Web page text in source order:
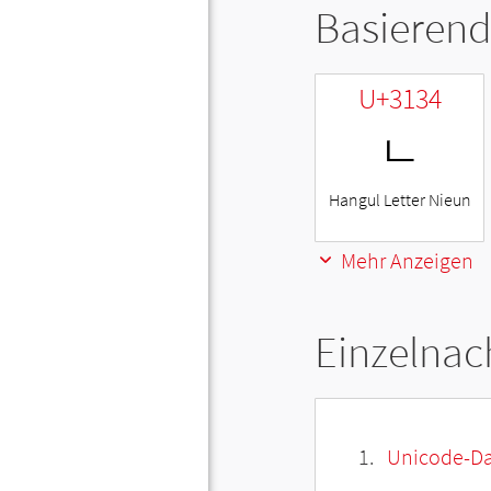
U+3134
ㄴ
Hangul Letter Nieun
Mehr Anzeigen
Unicode-